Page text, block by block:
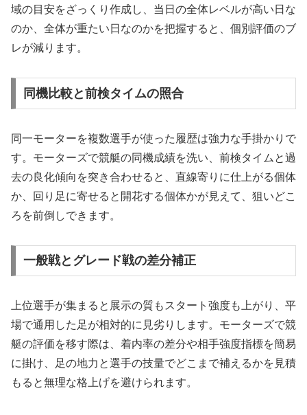
域の目安をざっくり作成し、当日の全体レベルが高い日な
のか、全体が重たい日なのかを把握すると、個別評価のブ
レが減ります。
同機比較と前検タイムの照合
同一モーターを複数選手が使った履歴は強力な手掛かりで
す。モーターズで競艇の同機成績を洗い、前検タイムと過
去の良化傾向を突き合わせると、直線寄りに仕上がる個体
か、回り足に寄せると開花する個体かが見えて、狙いどこ
ろを前倒しできます。
一般戦とグレード戦の差分補正
上位選手が集まると展示の質もスタート強度も上がり、平
場で通用した足が相対的に見劣りします。モーターズで競
艇の評価を移す際は、着内率の差分や相手強度指標を簡易
に掛け、足の地力と選手の技量でどこまで補えるかを見積
もると無理な格上げを避けられます。